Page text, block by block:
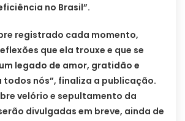
no Brasil”.
registrado cada momento,
que ela trouxe e que se
legado de amor, gratidão e
nós”, finaliza a publicação.
velório e sepultamento da
divulgadas em breve, ainda de